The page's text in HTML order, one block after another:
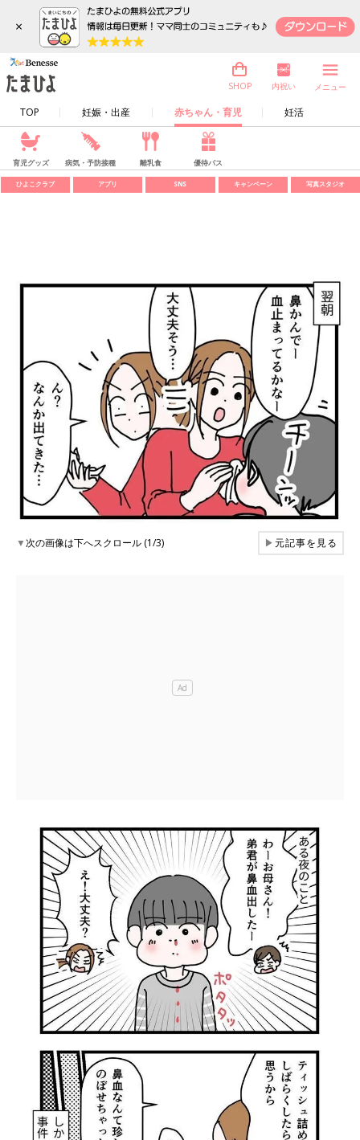
×
TOP 妊娠・出産 赤ちゃん・育児 妊活
SHOP 内祝い メニュー
育児グッズ 病気・予防接種 離乳食 優待パス
ひよこクラブ アプリ SNS キャンペーン 写真スタジオ
▼次の画像は下へスクロール (1/3) ▶元記事を見る